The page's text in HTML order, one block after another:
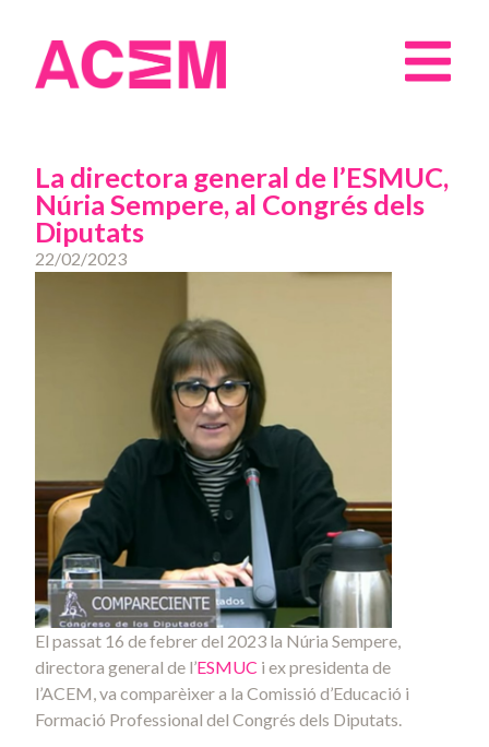
La directora general de l’ESMUC,
Núria Sempere, al Congrés dels
Diputats
22/02/2023
El passat 16 de febrer del 2023 la Núria Sempere,
directora general de l’ESMUC i ex presidenta de
l’ACEM, va comparèixer a la Comissió d’Educació i
Formació Professional del Congrés dels Diputats.